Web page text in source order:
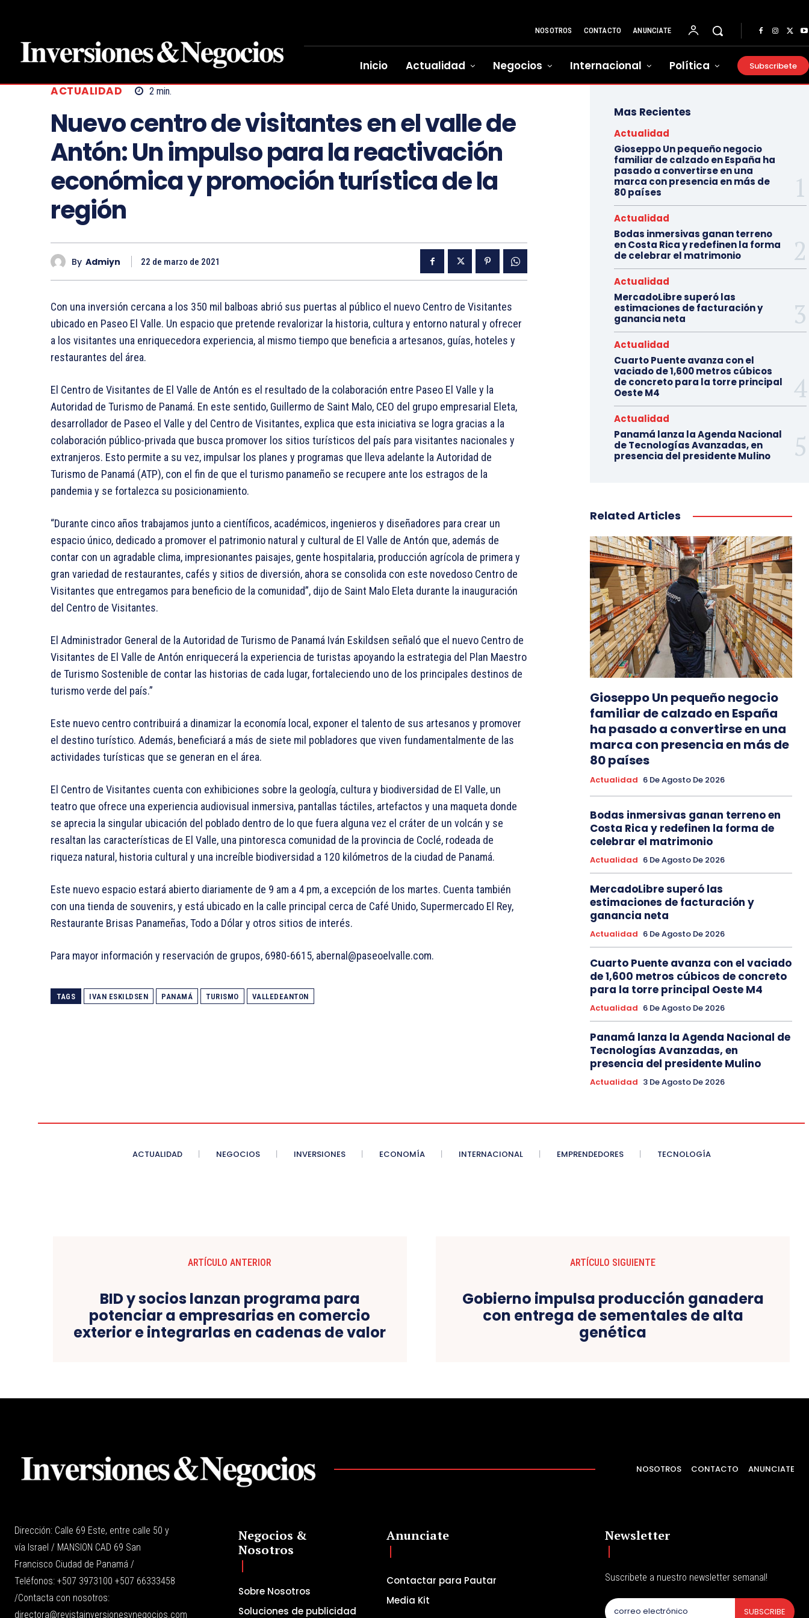
NOSOTROS CONTACTO ANUNCIATE
Inicio Actualidad Negocios Internacional Política Subscribete
ACTUALIDAD 2 min.
Nuevo centro de visitantes en el valle de
Antón: Un impulso para la reactivación
económica y promoción turística de la
región
By Admiyn 22 de marzo de 2021
Con una inversión cercana a los 350 mil balboas abrió sus puertas al público el nuevo Centro de Visitantes
ubicado en Paseo El Valle. Un espacio que pretende revalorizar la historia, cultura y entorno natural y ofrecer
a los visitantes una enriquecedora experiencia, al mismo tiempo que beneficia a artesanos, guías, hoteles y
restaurantes del área.
El Centro de Visitantes de El Valle de Antón es el resultado de la colaboración entre Paseo El Valle y la
Autoridad de Turismo de Panamá. En este sentido, Guillermo de Saint Malo, CEO del grupo empresarial Eleta,
desarrollador de Paseo el Valle y del Centro de Visitantes, explica que esta iniciativa se logra gracias a la
colaboración público-privada que busca promover los sitios turísticos del país para visitantes nacionales y
extranjeros. Esto permite a su vez, impulsar los planes y programas que lleva adelante la Autoridad de
Turismo de Panamá (ATP), con el fin de que el turismo panameño se recupere ante los estragos de la
pandemia y se fortalezca su posicionamiento.
“Durante cinco años trabajamos junto a científicos, académicos, ingenieros y diseñadores para crear un
espacio único, dedicado a promover el patrimonio natural y cultural de El Valle de Antón que, además de
contar con un agradable clima, impresionantes paisajes, gente hospitalaria, producción agrícola de primera y
gran variedad de restaurantes, cafés y sitios de diversión, ahora se consolida con este novedoso Centro de
Visitantes que entregamos para beneficio de la comunidad”, dijo de Saint Malo Eleta durante la inauguración
del Centro de Visitantes.
El Administrador General de la Autoridad de Turismo de Panamá Iván Eskildsen señaló que el nuevo Centro de
Visitantes de El Valle de Antón enriquecerá la experiencia de turistas apoyando la estrategia del Plan Maestro
de Turismo Sostenible de contar las historias de cada lugar, fortaleciendo uno de los principales destinos de
turismo verde del país.”
Este nuevo centro contribuirá a dinamizar la economía local, exponer el talento de sus artesanos y promover
el destino turístico. Además, beneficiará a más de siete mil pobladores que viven fundamentalmente de las
actividades turísticas que se generan en el área.
El Centro de Visitantes cuenta con exhibiciones sobre la geología, cultura y biodiversidad de El Valle, un
teatro que ofrece una experiencia audiovisual inmersiva, pantallas táctiles, artefactos y una maqueta donde
se aprecia la singular ubicación del poblado dentro de lo que fuera alguna vez el cráter de un volcán y se
resaltan las características de El Valle, una pintoresca comunidad de la provincia de Coclé, rodeada de
riqueza natural, historia cultural y una increíble biodiversidad a 120 kilómetros de la ciudad de Panamá.
Este nuevo espacio estará abierto diariamente de 9 am a 4 pm, a excepción de los martes. Cuenta también
con una tienda de souvenirs, y está ubicado en la calle principal cerca de Café Unido, Supermercado El Rey,
Restaurante Brisas Panameñas, Todo a Dólar y otros sitios de interés.
Para mayor información y reservación de grupos, 6980-6615, abernal@paseoelvalle.com.
TAGS IVAN ESKILDSEN PANAMÁ TURISMO VALLEDEANTON
Mas Recientes
Actualidad
Gioseppo Un pequeño negocio
familiar de calzado en España ha
pasado a convertirse en una
marca con presencia en más de
80 países
Actualidad
Bodas inmersivas ganan terreno
en Costa Rica y redefinen la forma
de celebrar el matrimonio
Actualidad
MercadoLibre superó las
estimaciones de facturación y
ganancia neta
Actualidad
Cuarto Puente avanza con el
vaciado de 1,600 metros cúbicos
de concreto para la torre principal
Oeste M4
Actualidad
Panamá lanza la Agenda Nacional
de Tecnologías Avanzadas, en
presencia del presidente Mulino
Related Articles
Gioseppo Un pequeño negocio
familiar de calzado en España
ha pasado a convertirse en una
marca con presencia en más de
80 países
Actualidad 6 De Agosto De 2026
Bodas inmersivas ganan terreno en
Costa Rica y redefinen la forma de
celebrar el matrimonio
Actualidad 6 De Agosto De 2026
MercadoLibre superó las
estimaciones de facturación y
ganancia neta
Actualidad 6 De Agosto De 2026
Cuarto Puente avanza con el vaciado
de 1,600 metros cúbicos de concreto
para la torre principal Oeste M4
Actualidad 6 De Agosto De 2026
Panamá lanza la Agenda Nacional de
Tecnologías Avanzadas, en
presencia del presidente Mulino
Actualidad 3 De Agosto De 2026
ACTUALIDAD NEGOCIOS INVERSIONES ECONOMÍA INTERNACIONAL EMPRENDEDORES TECNOLOGÍA
ARTÍCULO ANTERIOR
BID y socios lanzan programa para
potenciar a empresarias en comercio
exterior e integrarlas en cadenas de valor
ARTÍCULO SIGUIENTE
Gobierno impulsa producción ganadera
con entrega de sementales de alta
genética
NOSOTROS CONTACTO ANUNCIATE
Dirección: Calle 69 Este, entre calle 50 y
vía Israel / MANSION CAD 69 San
Francisco Ciudad de Panamá /
Teléfonos: +507 3973100 +507 66333458
/Contacta con nosotros:
directora@revistainversionesynegocios.com
Negocios &
Nosotros
Sobre Nosotros
Soluciones de publicidad
Anunciate
Contactar para Pautar
Media Kit
Newsletter
Suscribete a nuestro newsletter semanal!
SUBSCRIBE